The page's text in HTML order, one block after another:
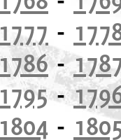
1777 -
1786-
1795-
1804 -